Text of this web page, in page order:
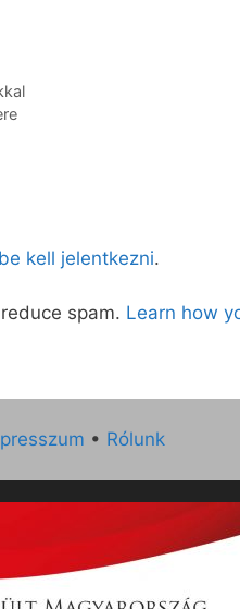
be kell jelentkezni.
spam. Learn how
• Rólunk